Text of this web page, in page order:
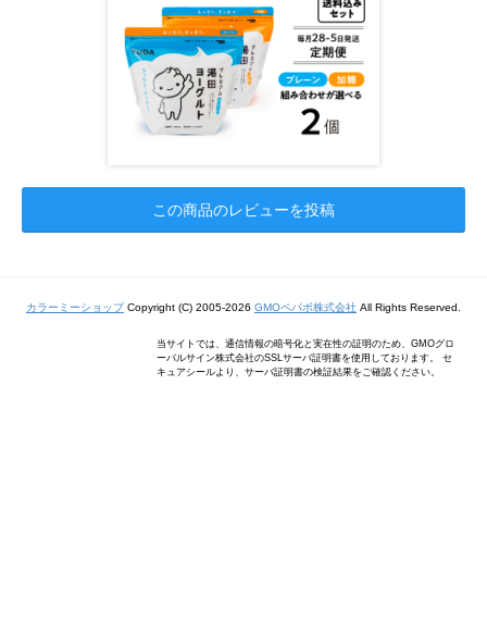
この商品のレビューを投稿
カラーミーショップCopyright (C) 2005-2026 GMOペパボ株式会社 All Rights Reserved.
当サイトでは、通信情報の暗号化と実在性の証明のため、GMOグロ
ーバルサイン株式会社のSSLサーバ証明書を使用しております。 セ
キュアシールより、サーバ証明書の検証結果をご確認ください。